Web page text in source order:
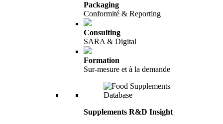
Packaging
Conformité & Reporting
Consulting
SARA & Digital
Formation
Sur-mesure et à la demande
Supplements R&D Insight